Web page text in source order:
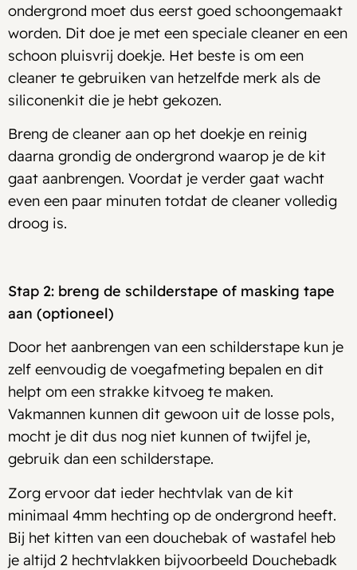
ondergrond moet dus eerst goed schoongemaakt
worden. Dit doe je met een speciale cleaner en een
schoon pluisvrij doekje. Het beste is om een
cleaner te gebruiken van hetzelfde merk als de
siliconenkit die je hebt gekozen.
Breng de cleaner aan op het doekje en reinig
daarna grondig de ondergrond waarop je de kit
gaat aanbrengen. Voordat je verder gaat wacht
even een paar minuten totdat de cleaner volledig
droog is.
Stap 2: breng de schilderstape of masking tape
aan (optioneel)
Door het aanbrengen van een schilderstape kun je
zelf eenvoudig de voegafmeting bepalen en dit
helpt om een strakke kitvoeg te maken.
Vakmannen kunnen dit gewoon uit de losse pols,
mocht je dit dus nog niet kunnen of twijfel je,
gebruik dan een schilderstape.
Zorg ervoor dat ieder hechtvlak van de kit
minimaal 4mm hechting op de ondergrond heeft.
Bij het kitten van een douchebak of wastafel heb
je altijd 2 hechtvlakken bijvoorbeeld Douchebadk